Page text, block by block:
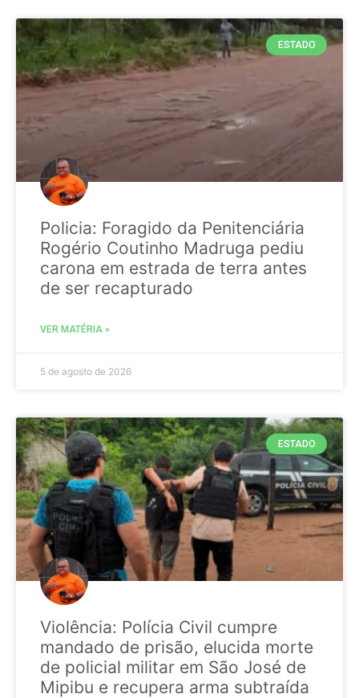
ESTADO
Policia: Foragido da Penitenciária
Rogério Coutinho Madruga pediu
carona em estrada de terra antes
de ser recapturado
VER MATÉRIA »
5 de agosto de 2026
ESTADO
Violência: Polícia Civil cumpre
mandado de prisão, elucida morte
de policial militar em São José de
Mipibu e recupera arma subtraída